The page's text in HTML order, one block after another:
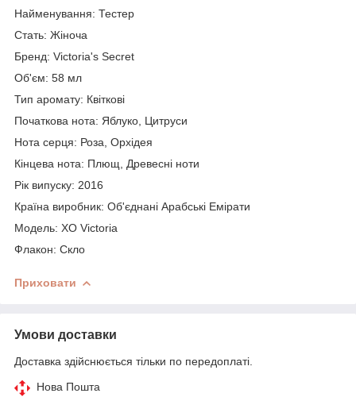
Найменування: Тестер
Стать: Жіноча
Бренд: Victoria's Secret
Об'єм: 58 мл
Тип аромату: Квіткові
Початкова нота: Яблуко, Цитруси
Нота серця: Роза, Орхідея
Кінцева нота: Плющ, Древесні ноти
Рік випуску: 2016
Країна виробник: Об'єднані Арабські Емірати
Модель: XO Victoria
Флакон: Скло
Приховати
Умови доставки
Доставка здійснюється тільки по передоплаті.
Нова Пошта